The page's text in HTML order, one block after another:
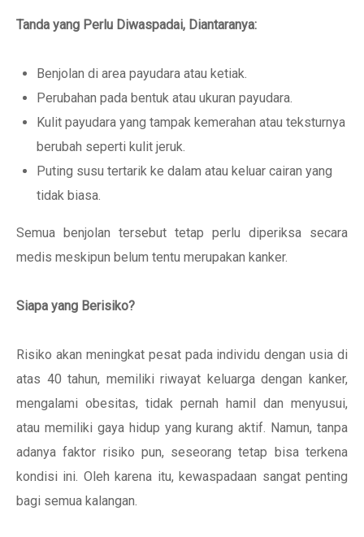
Tanda yang Perlu Diwaspadai, Diantaranya:
Benjolan di area payudara atau ketiak.
Perubahan pada bentuk atau ukuran payudara.
Kulit payudara yang tampak kemerahan atau teksturnya
berubah seperti kulit jeruk.
Puting susu tertarik ke dalam atau keluar cairan yang
tidak biasa.
Semua benjolan tersebut tetap perlu diperiksa secara
medis meskipun belum tentu merupakan kanker.
Siapa yang Berisiko?
Risiko akan meningkat pesat pada individu dengan usia di
atas 40 tahun, memiliki riwayat keluarga dengan kanker,
mengalami obesitas, tidak pernah hamil dan menyusui,
atau memiliki gaya hidup yang kurang aktif. Namun, tanpa
adanya faktor risiko pun, seseorang tetap bisa terkena
kondisi ini. Oleh karena itu, kewaspadaan sangat penting
bagi semua kalangan.